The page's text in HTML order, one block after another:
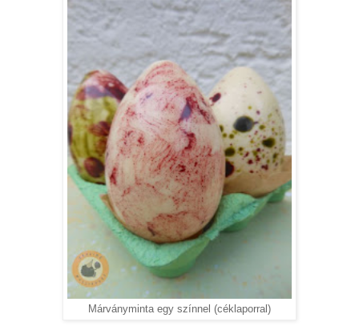
Márványminta egy színnel (céklaporral)